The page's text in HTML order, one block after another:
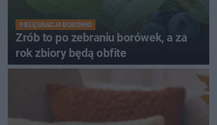
PIELĘGNACJA BORÓWKI
Zrób to po zebraniu borówek, a za
rok zbiory będą obfite